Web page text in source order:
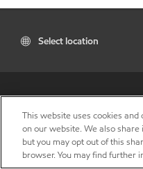
Select location
This website uses cookies
on our website. We also
but you may opt out of this
browser. You may find further